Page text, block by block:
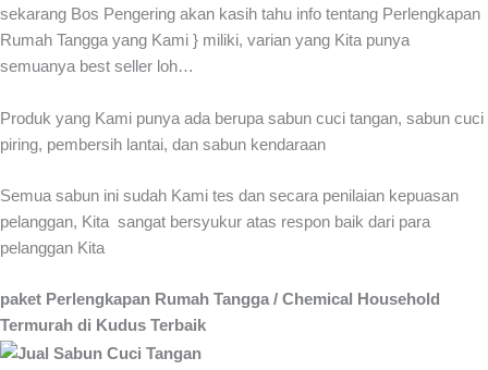
sekarang Bos Pengering akan kasih tahu info tentang Perlengkapan
Rumah Tangga yang Kami } miliki, varian yang Kita punya
semuanya best seller loh…
Produk yang Kami punya ada berupa sabun cuci tangan, sabun cuci
piring, pembersih lantai, dan sabun kendaraan
Semua sabun ini sudah Kami tes dan secara penilaian kepuasan
pelanggan, Kita sangat bersyukur atas respon baik dari para
pelanggan Kita
paket Perlengkapan Rumah Tangga / Chemical Household
Termurah di Kudus Terbaik